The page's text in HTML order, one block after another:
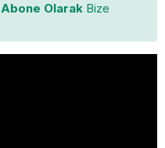
Abone Olarak Bize